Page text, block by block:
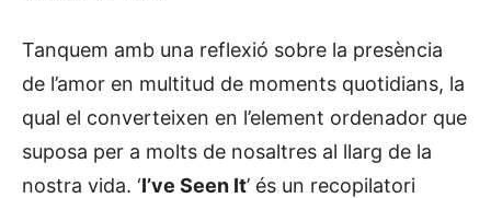
Tanquem amb una reflexió sobre la presència
de l’amor en multitud de moments quotidians, la
qual el converteixen en l’element ordenador que
suposa per a molts de nosaltres al llarg de la
nostra vida. ‘I’ve Seen It’ és un recopilatori